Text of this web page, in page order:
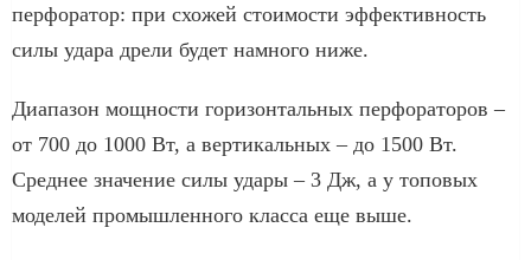
перфоратор: при схожей стоимости эффективность
силы удара дрели будет намного ниже.
Диапазон мощности горизонтальных перфораторов –
от 700 до 1000 Вт, а вертикальных – до 1500 Вт.
Среднее значение силы удары – 3 Дж, а у топовых
моделей промышленного класса еще выше.